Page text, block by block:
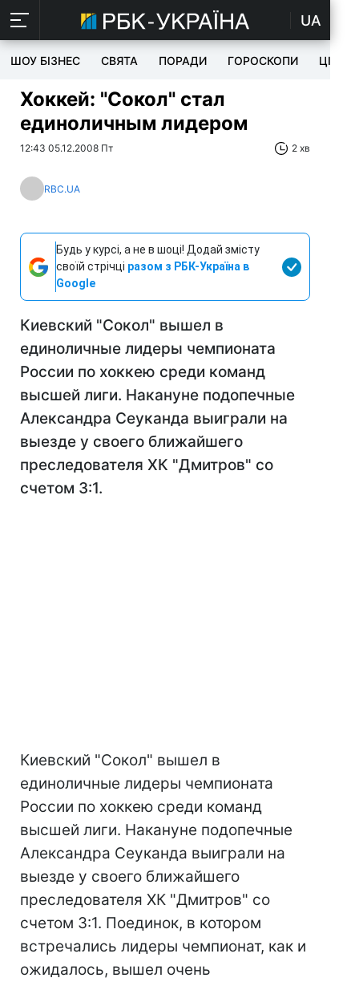
UA
ШОУ БІЗНЕС СВЯТА ПОРАДИ ГОРОСКОПИ ЦІКАВЕ
Хоккей: "Сокол" стал
единоличным лидером
12:43 05.12.2008 Пт 2 хв
RBC.UA
Будь у курсі, а не в шоці! Додай змісту
своїй стрічці разом з РБК-Україна в
Google
Киевский "Сокол" вышел в
единоличные лидеры чемпионата
России по хоккею среди команд
высшей лиги. Накануне подопечные
Александра Сеуканда выиграли на
выезде у своего ближайшего
преследователя ХК "Дмитров" со
счетом 3:1.
Киевский "Сокол" вышел в
единоличные лидеры чемпионата
России по хоккею среди команд
высшей лиги. Накануне подопечные
Александра Сеуканда выиграли на
выезде у своего ближайшего
преследователя ХК "Дмитров" со
счетом 3:1. Поединок, в котором
встречались лидеры чемпионат, как и
ожидалось, вышел очень